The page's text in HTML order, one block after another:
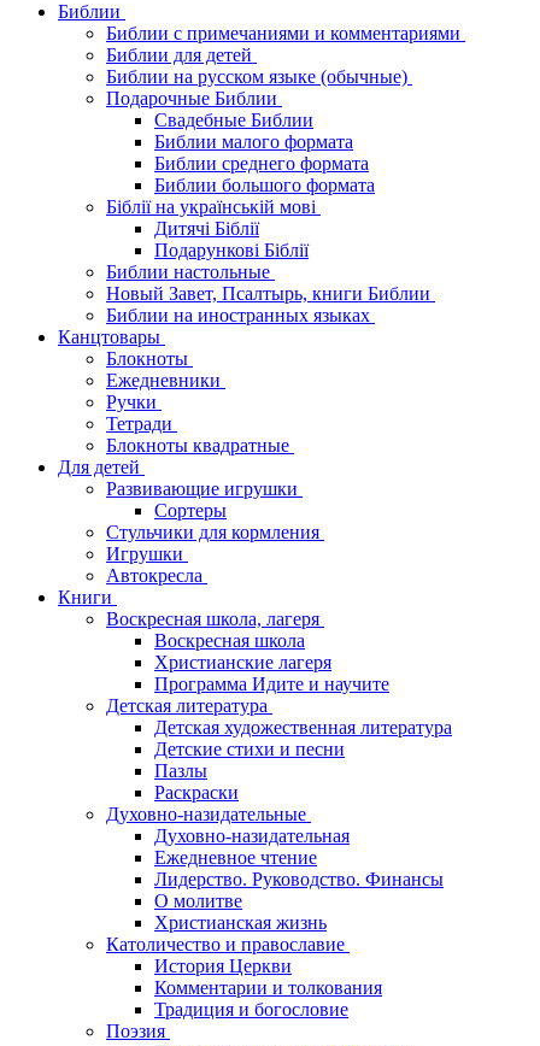
Библии
Библии с примечаниями и комментариями
Библии для детей
Библии на русском языке (обычные)
Подарочные Библии
Свадебные Библии
Библии малого формата
Библии среднего формата
Библии большого формата
Біблії на українській мові
Дитячі Біблії
Подарункові Біблії
Библии настольные
Новый Завет, Псалтырь, книги Библии
Библии на иностранных языках
Канцтовары
Блокноты
Ежедневники
Ручки
Тетради
Блокноты квадратные
Для детей
Развивающие игрушки
Сортеры
Стульчики для кормления
Игрушки
Автокресла
Книги
Воскресная школа, лагеря
Воскресная школа
Христианские лагеря
Программа Идите и научите
Детская литература
Детская художественная литература
Детские стихи и песни
Пазлы
Раскраски
Духовно-назидательные
Духовно-назидательная
Ежедневное чтение
Лидерство. Руководство. Финансы
О молитве
Христианская жизнь
Католичество и православие
История Церкви
Комментарии и толкования
Традиция и богословие
Поэзия